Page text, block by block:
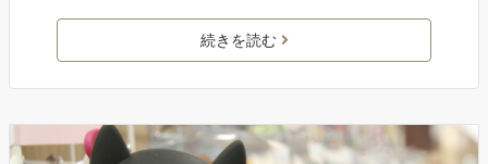
続きを読む